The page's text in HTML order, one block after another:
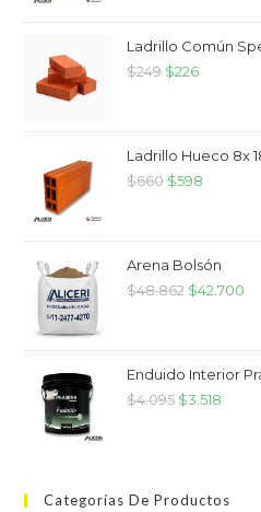
Ladrillo Común
$249 $226
Ladrillo Hueco 8x
$660 $598
Arena Bolsón
$48.862 $42.700
Enduido Interior
$4.095 $3.518
Categorías De Productos